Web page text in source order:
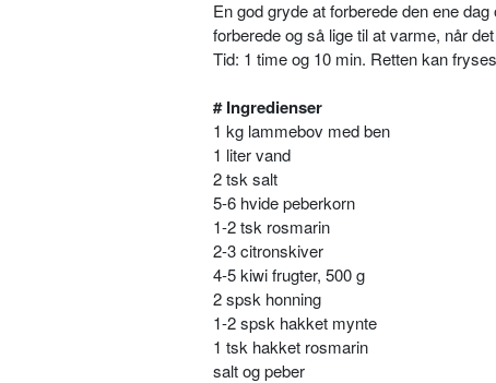
En god gryde at forberede den ene
forberede og så lige til at varme, når
Tid: 1 time og 10 min. Retten kan
# Ingredienser
1 kg lammebov med ben
1 liter vand
2 tsk salt
5-6 hvide peberkorn
1-2 tsk rosmarin
2-3 citronskiver
4-5 kiwi frugter, 500 g
2 spsk honning
1-2 spsk hakket mynte
1 tsk hakket rosmarin
salt og peber